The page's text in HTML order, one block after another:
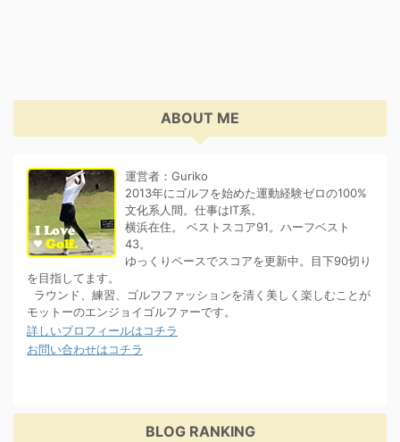
ABOUT ME
運営者：Guriko
2013年にゴルフを始めた運動経験ゼロの100%
文化系人間。仕事はIT系。
横浜在住。 ベストスコア91。ハーフベスト
43。
ゆっくりペースでスコアを更新中。目下90切り
を目指してます。
ラウンド、練習、ゴルフファッションを清く美しく楽しむことが
モットーのエンジョイゴルファーです。
詳しいプロフィールはコチラ
お問い合わせはコチラ
BLOG RANKING